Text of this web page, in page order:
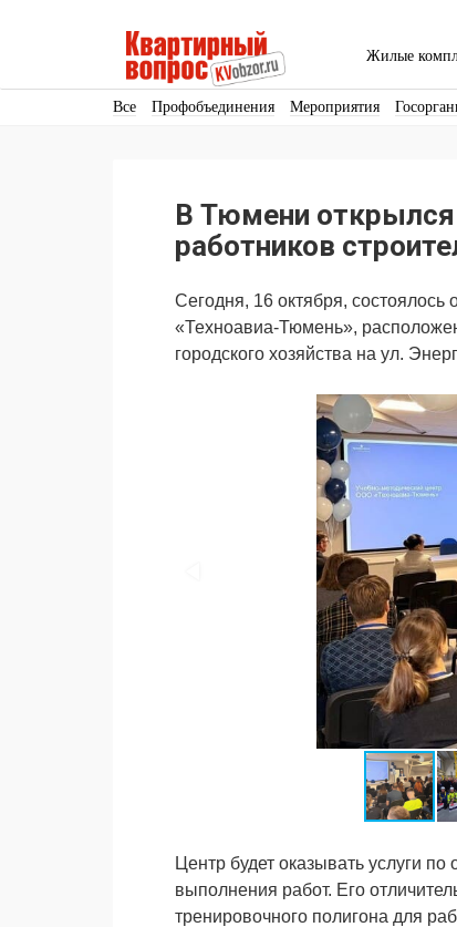
Жилые
Все Профобъединения Мероприятия
В Тюмени открылся
работников
Сегодня, 16 октября, состоялось
«Техноавиа-Тюмень»,
городского хозяйства на ул.
Центр будет оказывать услуги
выполнения работ. Его
тренировочного полигона для